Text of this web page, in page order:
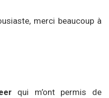
merci beaucoup à
qui m’ont permis de